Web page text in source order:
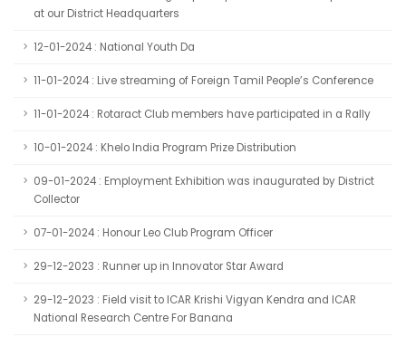
at our District Headquarters
12-01-2024 : National Youth Da
11-01-2024 : Live streaming of Foreign Tamil People’s Conference
11-01-2024 : Rotaract Club members have participated in a Rally
10-01-2024 : Khelo India Program Prize Distribution
09-01-2024 : Employment Exhibition was inaugurated by District
Collector
07-01-2024 : Honour Leo Club Program Officer
29-12-2023 : Runner up in Innovator Star Award
29-12-2023 : Field visit to ICAR Krishi Vigyan Kendra and ICAR
National Research Centre For Banana